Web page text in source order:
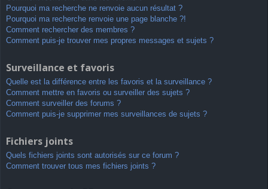
Pourquoi ma recherche ne renvoie aucun résultat ?
Pourquoi ma recherche renvoie une page blanche ?!
Comment rechercher des membres ?
Comment puis-je trouver mes propres messages et sujets ?
Surveillance et favoris
Quelle est la différence entre les favoris et la surveillance ?
Comment mettre en favoris ou surveiller des sujets ?
Comment surveiller des forums ?
Comment puis-je supprimer mes surveillances de sujets ?
Fichiers joints
Quels fichiers joints sont autorisés sur ce forum ?
Comment trouver tous mes fichiers joints ?